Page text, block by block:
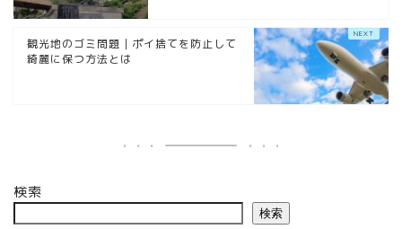
観光地のゴミ問題｜ポイ捨てを防止して
綺麗に保つ方法とは
検索
検索